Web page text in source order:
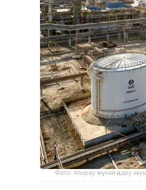
Фото: Атырау мұнай өңдеу